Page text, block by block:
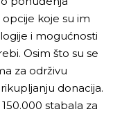
koje su im
i mogućnosti
Osim što su se
za održivu
donacija.
stabala za